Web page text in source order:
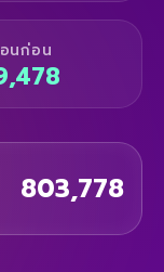
นก่อน
803,778